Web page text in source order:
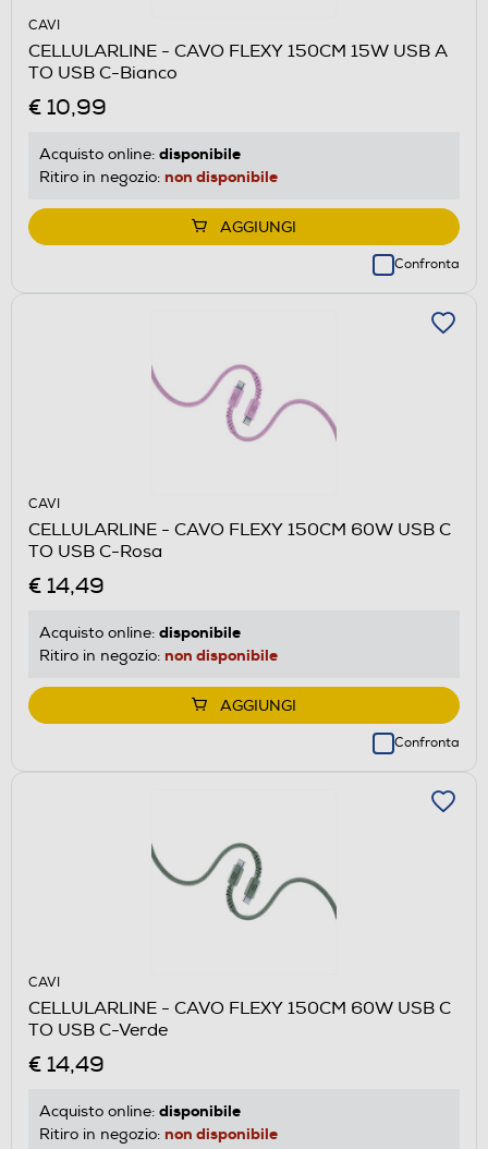
CAVI
CELLULARLINE - CAVO FLEXY 150CM 15W USB A
TO USB C-Bianco
€ 10,99
Acquisto online: disponibile
Ritiro in negozio: non disponibile
AGGIUNGI
Confronta
CAVI
CELLULARLINE - CAVO FLEXY 150CM 60W USB C
TO USB C-Rosa
€ 14,49
Acquisto online: disponibile
Ritiro in negozio: non disponibile
AGGIUNGI
Confronta
CAVI
CELLULARLINE - CAVO FLEXY 150CM 60W USB C
TO USB C-Verde
€ 14,49
Acquisto online: disponibile
Ritiro in negozio: non disponibile